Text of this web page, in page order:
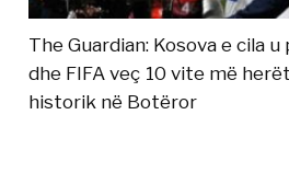
The Guardian: Kosova e cila u
dhe FIFA veç 10 vite më
historik në Botëror